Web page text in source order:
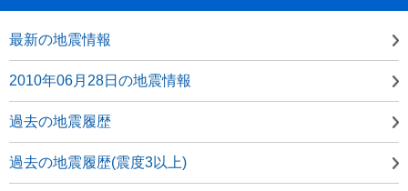
最新の地震情報
2010年06月28日の地震情報
過去の地震履歴
過去の地震履歴(震度3以上)